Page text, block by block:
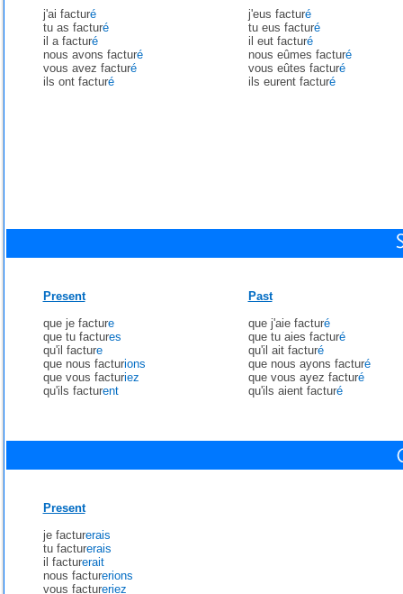
j'ai facturé
tu as facturé
il a facturé
nous avons facturé
vous avez facturé
ils ont facturé
j'eus facturé
tu eus facturé
il eut facturé
nous eûmes facturé
vous eûtes facturé
ils eurent facturé
Present
que je facture
que tu factures
qu'il facture
que nous facturions
que vous facturiez
qu'ils facturent
Past
que j'aie facturé
que tu aies facturé
qu'il ait facturé
que nous ayons facturé
que vous ayez facturé
qu'ils aient facturé
Present
je facturerais
tu facturerais
il facturerait
nous facturerions
vous factureriez